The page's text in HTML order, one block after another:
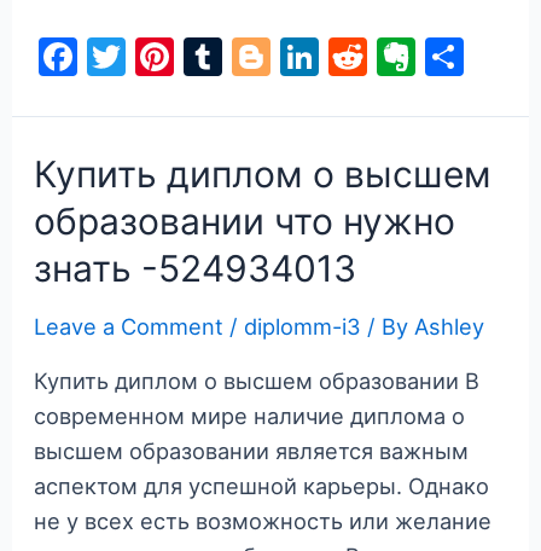
журналиста
преимущества
и
отзывы
F
e
b
o
o
k
T
er
Pi
e
st
T
bl
r
Bl
g
er
Li
e
dI
n
R
di
t
E
n
ot
e
e
Купить диплом о высшем
образовании что нужно
знать -524934013
Leave a Comment / diplomm-i3 / By Ashley
Купить диплом о высшем образовании В
современном мире наличие диплома о
высшем образовании является важным
аспектом для успешной карьеры. Однако
не у всех есть возможность или желание